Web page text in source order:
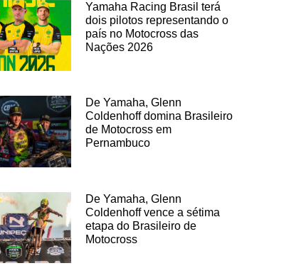
Yamaha Racing Brasil terá
dois pilotos representando o
país no Motocross das
Nações 2026
De Yamaha, Glenn
Coldenhoff domina Brasileiro
de Motocross em
Pernambuco
De Yamaha, Glenn
Coldenhoff vence a sétima
etapa do Brasileiro de
Motocross